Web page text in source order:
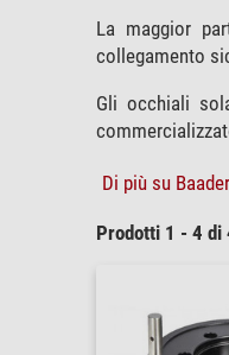
La maggior
collegamento
Gli occhiali
Di più su
Prodotti 1 - 4 di